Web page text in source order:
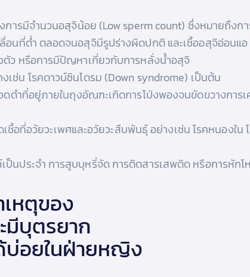
การมีจำนวนอสุจิน้อย (Low sperm count) ซึ่งหมายถึง
อนที่ต่ำ ตลอดจนอสุจิมีรูปร่างผิดปกติ และเชื้ออสุจิอ่อนแ
ตัว หรือการมีปัญหาเกี่ยวกับการหลั่งน้ำอสุจิ
ช่น โรคดาวน์ซินโดรม (Down syndrome) เป็นต้น
ดำที่อยู่ภายในถุงอัณฑะเกิดการโป่งพองจนขัดขวางการ
อที่อวัยวะเพศและอวัยวะสืบพันธุ์ อย่างเช่น โรคหนองใน
นประจำ การสูบบุหรี่จัด การติดสารเสพติด หรือการหัก
เหตุของ
มีบุตรยาก
บ่อยในฝ่ายหญิง